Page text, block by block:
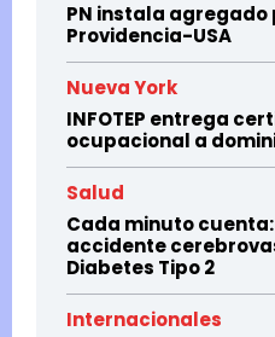
PN instala
Providencia-USA
Nueva York
INFOTEP entrega
ocupacional a
Salud
Cada minuto
accidente
Diabetes Tipo 2
Internacionales